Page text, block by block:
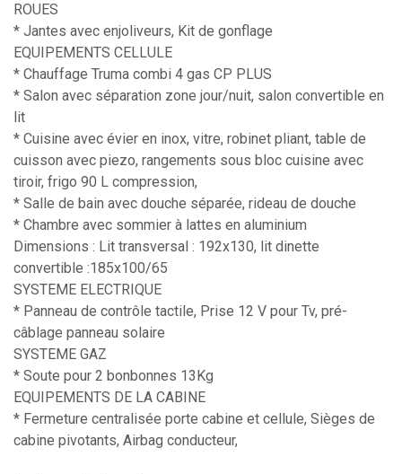
ROUES
* Jantes avec enjoliveurs, Kit de gonflage
EQUIPEMENTS CELLULE
* Chauffage Truma combi 4 gas CP PLUS
* Salon avec séparation zone jour/nuit, salon convertible en
lit
* Cuisine avec évier en inox, vitre, robinet pliant, table de
cuisson avec piezo, rangements sous bloc cuisine avec
tiroir, frigo 90 L compression,
* Salle de bain avec douche séparée, rideau de douche
* Chambre avec sommier à lattes en aluminium
Dimensions : Lit transversal : 192x130, lit dinette
convertible :185x100/65
SYSTEME ELECTRIQUE
* Panneau de contrôle tactile, Prise 12 V pour Tv, pré-
câblage panneau solaire
SYSTEME GAZ
* Soute pour 2 bonbonnes 13Kg
EQUIPEMENTS DE LA CABINE
* Fermeture centralisée porte cabine et cellule, Sièges de
cabine pivotants, Airbag conducteur,